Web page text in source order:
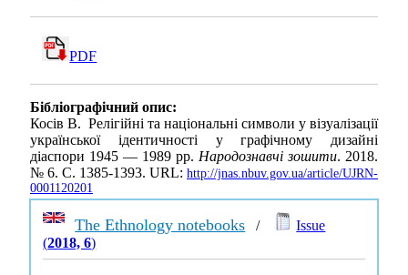
PDF
Бібліографічний опис:
Косів В. Релігійні та національні символи у візуалізації
української ідентичності у графічному дизайні
діаспори 1945 — 1989 рр. Народознавчі зошити. 2018.
№ 6. С. 1385-1393. URL: http://jnas.nbuv.gov.ua/article/UJRN-
0001120201
The Ethnology notebooks /
Issue
(2018, 6)